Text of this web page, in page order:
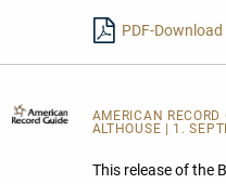
PDF-Download
AMERICAN RECORD
ALTHOUSE | 1.
This release of the